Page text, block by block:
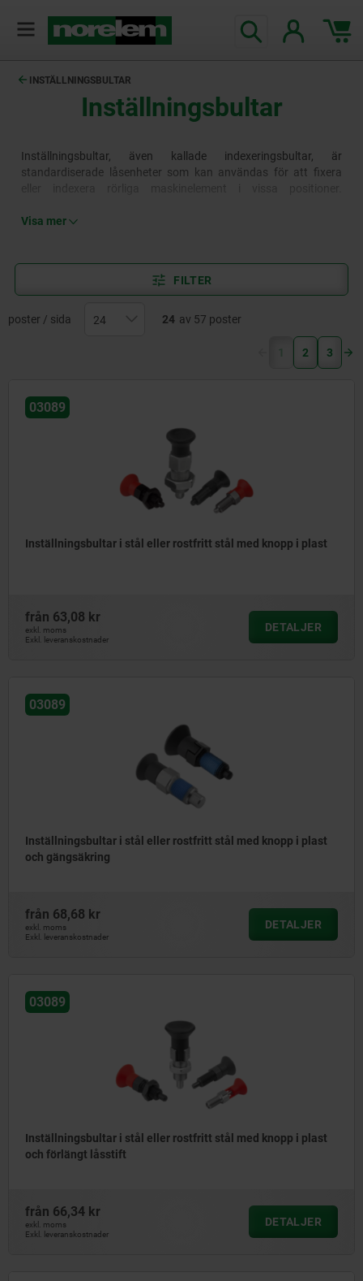
INSTÄLLNINGSBULTAR
Inställningsbultar
Inställningsbultar, även kallade indexeringsbultar, är
standardiserade låsenheter som kan användas för att fixera
utföranden, inklusive varianter med knopp eller krage,
Visa mer
FILTER
poster / sida 24 av 57 poster
1 (current)
2 3
03089
Inställningsbultar i stål eller rostfritt stål med knopp i plast
från 63,08 kr
exkl. moms
Exkl. leveranskostnader
DETALJER
03089
Inställningsbultar i stål eller rostfritt stål med knopp i plast
och gängsäkring
från 68,68 kr
exkl. moms
Exkl. leveranskostnader
DETALJER
03089
Inställningsbultar i stål eller rostfritt stål med knopp i plast
och förlängt låsstift
från 66,34 kr
exkl. moms
Exkl. leveranskostnader
DETALJER